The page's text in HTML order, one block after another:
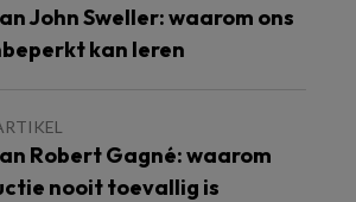
John Sweller: waarom ons
kan leren
Robert Gagné: waarom
nooit toevallig is